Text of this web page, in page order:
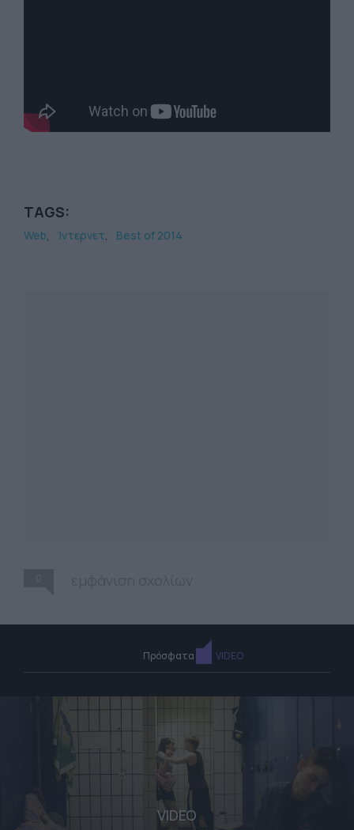
TAGS:
Web Ίντερνετ Best of 2014
Πρόσφατα VIDEO
VIDEO